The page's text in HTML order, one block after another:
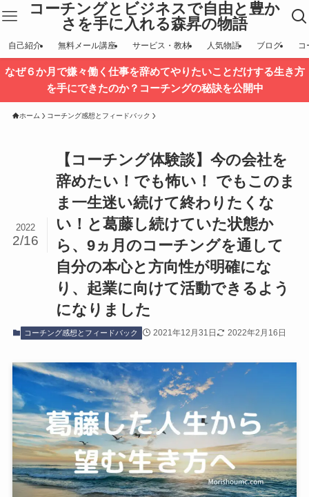
コーチングとビジネスで自由と豊か
さを手に入れる森昇の物語
自己紹介 無料メール講座 サービス・教材 人気物語 ブログ コ
なぜ６か月で嫌々働く仕事を辞めてやりたいことだけする生き方
を手にできたのか？コーチングの秘訣を公開中
ホーム コーチング感想とフィードバック
【コーチング体験談】今の会社を
辞めたい！でも怖い！ でもこのま
ま一生迷い続けて終わりたくな
い！と葛藤し続けていた状態か
ら、9ヵ月のコーチングを通して
自分の本心と方向性が明確にな
り、起業に向けて活動できるよう
になりました
2022
2/16
コーチング感想とフィードバック 2021年12月31日 2022年2月16日